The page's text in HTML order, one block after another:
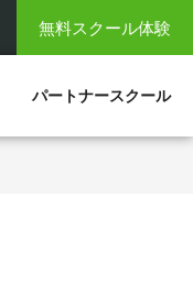
無料スクール体験
パートナースクール